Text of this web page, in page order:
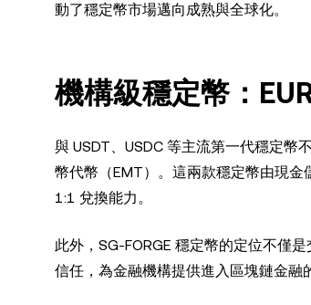
動了穩定幣市場邁向成熟與全球化。
機構級穩定幣：
與 USDT、USDC 等主流第一代穩定幣
幣代幣（EMT）。這兩款穩定幣由現
1:1 兌換能力。
此外，SG-FORGE 穩定幣的定位不僅
信任，為金融機構提供進入區塊鏈金融